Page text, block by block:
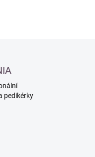
pedikérky